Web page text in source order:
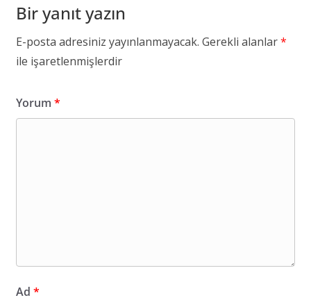
Bir yanıt yazın
E-posta adresiniz yayınlanmayacak. Gerekli alanlar*
ile işaretlenmişlerdir
Yorum *
Ad *